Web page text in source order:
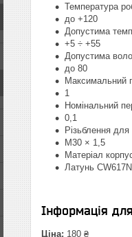
Температура
до +120
Допустима
+5 ÷ +55
Допустима
до 80
Максимальний
1
Номінальний
0,1
Різьблення
М30 × 1,5
Матеріал
Латунь
Інформація
Ціна: 180 ₴